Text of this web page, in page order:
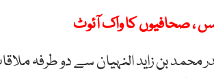
، صحافیوں کا واک آئوٹ
بن زاید النہیان سے دو طرفہ